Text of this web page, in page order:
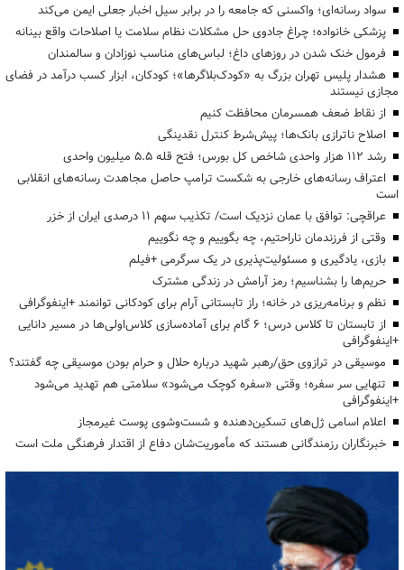
سواد رسانه‌ای؛ واکسنی که جامعه را در برابر سیل اخبار جعلی ایمن می‌کند
پزشکی خانواده؛ چراغ جادوی حل مشکلات نظام سلامت یا اصلاحات واقع بینانه
فرمول خنک شدن در روزهای داغ؛ لباس‌های مناسب نوزادان و سالمندان
هشدار پلیس تهران بزرگ به «کودک‌بلاگرها»؛ کودکان، ابزار کسب درآمد در فضای
مجازی نیستند
از نقاط ضعف همسرمان محافظت کنیم
اصلاح ناترازی بانک‌ها؛ پیش‌شرط کنترل نقدینگی
رشد ۱۱۲ هزار واحدی شاخص کل بورس؛ فتح قله ۵.۵ میلیون واحدی
اعتراف رسانه‌های خارجی به شکست ترامپ حاصل مجاهدت رسانه‌های انقلابی
است
عراقچی: توافق با عمان نزدیک است/ تکذیب سهم ۱۱ درصدی ایران از خزر
وقتی از فرزندمان ناراحتیم، چه بگوییم و چه نگوییم
بازی، یادگیری و مسئولیت‌پذیری در یک سرگرمی +فیلم
حریم‌ها را بشناسیم؛ رمز آرامش در زندگی مشترک
نظم و برنامه‌ریزی در خانه؛ راز تابستانی آرام برای کودکانی توانمند +اینفوگرافی
از تابستان تا کلاس درس؛ ۶ گام برای آماده‌سازی کلاس‌اولی‌ها در مسیر دانایی
+اینفوگرافی
موسیقی در ترازوی حق/رهبر شهید درباره حلال و حرام بودن موسیقی چه گفتند؟
تنهایی سر سفره؛ وقتی «سفره کوچک می‌شود» سلامتی هم تهدید می‌شود
+اینفوگرافی
اعلام اسامی ژل‌های تسکین‌دهنده و شست‌وشوی پوست غیرمجاز
خبرنگاران رزمندگانی هستند که مأموریت‌شان دفاع از اقتدار فرهنگی ملت است